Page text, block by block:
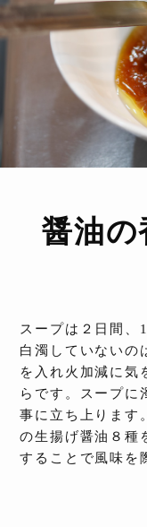
醤油の
スープは２日間、
白濁していないの
を入れ火加減に気
らです。スープに
事に立ち上ります
の生揚げ醤油８種
することで風味を